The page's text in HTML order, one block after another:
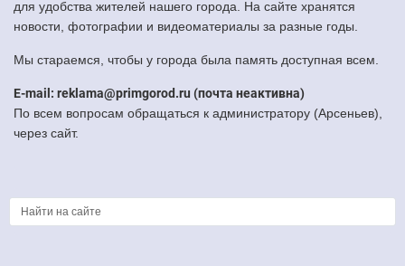
для удобства жителей нашего города. На сайте хранятся
новости, фотографии и видеоматериалы за разные годы.
Мы стараемся, чтобы у города была память доступная всем.
E-mail: reklama@primgorod.ru (почта неактивна)
По всем вопросам обращаться к администратору (Арсеньев),
через сайт.